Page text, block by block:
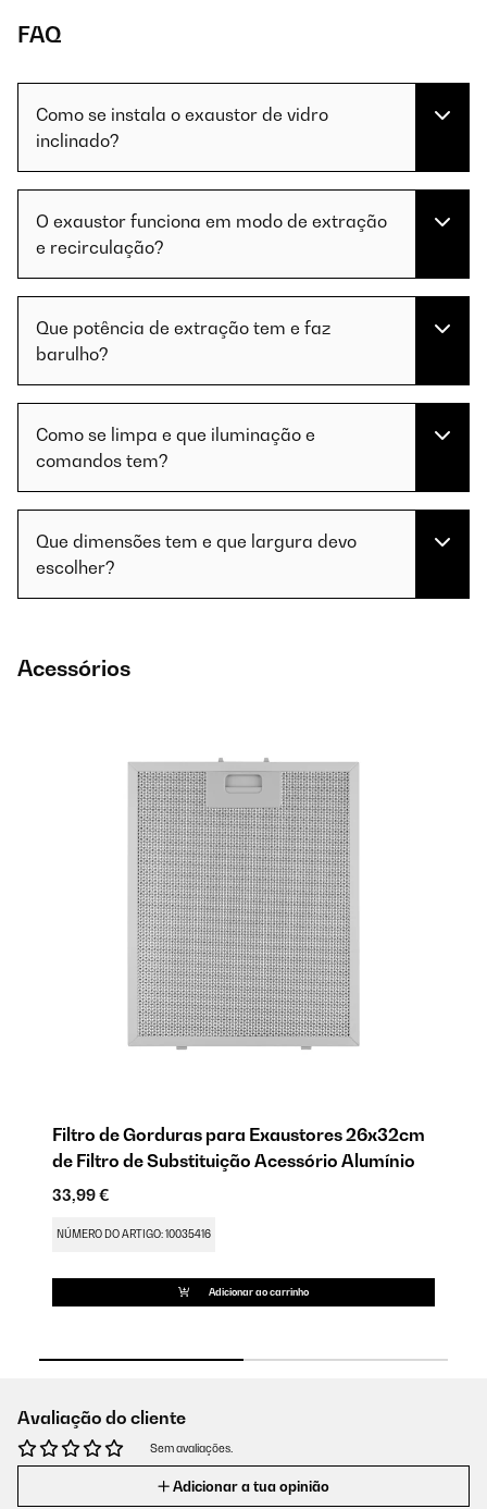
FAQ
Como se instala o exaustor de vidro
inclinado?
O exaustor funciona em modo de extração
e recirculação?
Que potência de extração tem e faz
barulho?
Como se limpa e que iluminação e
comandos tem?
Que dimensões tem e que largura devo
escolher?
Acessórios
Filtro de Gorduras para Exaustores 26x32cm
de Filtro de Substituição Acessório Alumínio
33,99 €
NÚMERO DO ARTIGO: 10035416
Adicionar ao carrinho
Avaliação do cliente
Sem avaliações.
Adicionar a tua opinião